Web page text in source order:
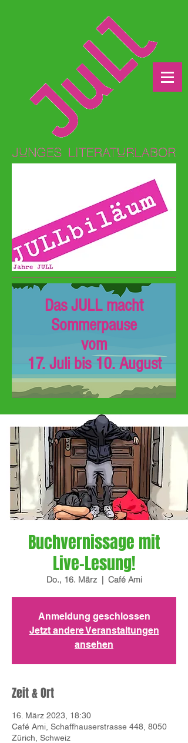
Das JULL macht
Sommerpause
vom
17. Juli bis 10. August
Buchvernissage mit
Live-Lesung!
Do., 16. März
  |
Café Ami
Anmeldung geschlossen
Jetzt andere Veranstaltungen
ansehen
Zeit & Ort
16. März 2023, 18:30
Café Ami, Schaffhauserstrasse 448, 8050
Zürich, Schweiz